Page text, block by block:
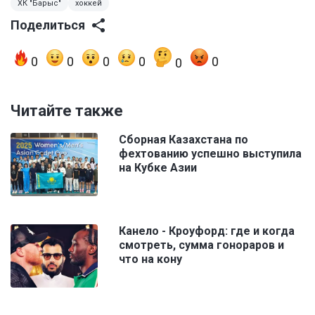
ХК "Барыс" хоккей
Поделиться
0 0 0 0 0 0
Читайте также
Сборная Казахстана по
фехтованию успешно выступила
на Кубке Азии
Канело - Кроуфорд: где и когда
смотреть, сумма гонораров и
что на кону